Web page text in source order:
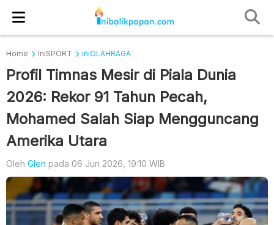
Home IniSPORT iniOLAHRAGA
Profil Timnas Mesir di Piala Dunia
2026: Rekor 91 Tahun Pecah,
Mohamed Salah Siap Mengguncang
Amerika Utara
Oleh Glen pada 06 Jun 2026, 19:10 WIB